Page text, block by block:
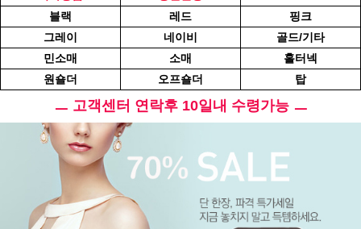
블랙
레드
핑크
그레이
네이비
골드/기타
민소매
소매
홀터넥
원숄더
오프숄더 탑
ㅡ 고객센터 연락후 10일내 수령가능 ㅡ